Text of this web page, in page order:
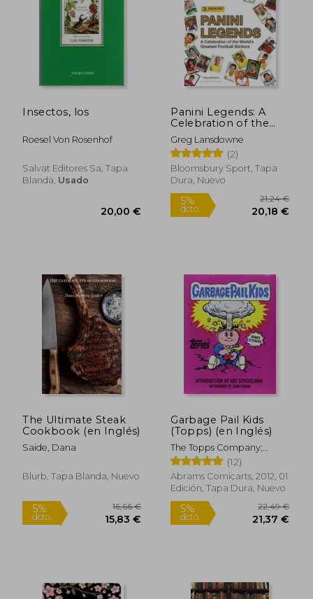
27,49 €
Insectos, los
Roesel Von Rosenhof
Salvat Editores Sa, Tapa
Blanda, Usado
Panini Legends: A
Celebration of the
World's Greatest
Football Stickers (en
Inglés)
Greg Lansdowne
(2)
Bloomsbury Sport, Tapa
Dura, Nuevo
5%
dcto.
The Ultimate Steak
Cookbook (en Inglés)
Saide, Dana
Blurb, Tapa Blanda, Nuevo
Garbage Pail Kids
(Topps) (en Inglés)
The Topps Company;
Topps
(12)
Abrams Comicarts, 2012, 01
Edición, Tapa Dura, Nuevo